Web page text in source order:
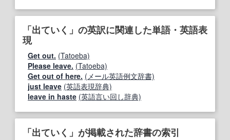
「出ていく」の英訳に関連した単語・英語表
現
Get out. (Tatoeba)
Please leave. (Tatoeba)
Get out of here. (メール英語例文辞書)
just leave (英語表現辞典)
leave in haste (英語言い回し辞典)
「出ていく」が掲載された辞書の索引